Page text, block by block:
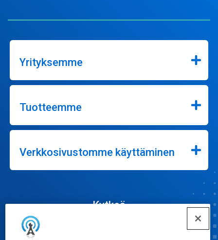
Yrityksemme
Tuotteemme
Verkkosivustomme käyttäminen
Kytkeä